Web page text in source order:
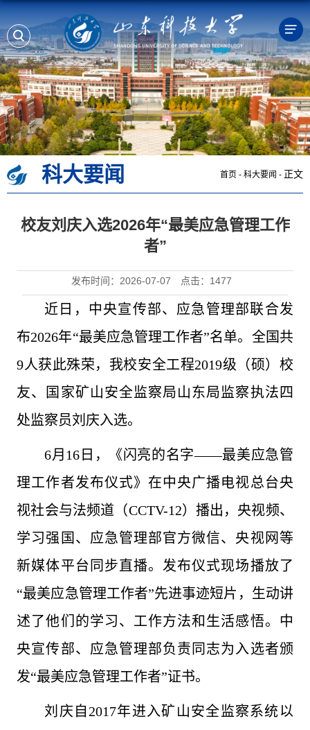
科大要闻 首页 - 科大要闻 - 正文
校友刘庆入选2026年“最美应急管理工作
者”
发布时间：2026-07-07 点击： 1477
近日，中央宣传部、应急管理部联合发
布2026年“最美应急管理工作者”名单。全国共
9人获此殊荣，我校安全工程2019级（硕）校
友、国家矿山安全监察局山东局监察执法四
处监察员刘庆入选。
6月16日，《闪亮的名字——最美应急管
理工作者发布仪式》在中央广播电视总台央
视社会与法频道（CCTV-12）播出，央视频、
学习强国、应急管理部官方微信、央视网等
新媒体平台同步直播。发布仪式现场播放了
“最美应急管理工作者”先进事迹短片，生动讲
述了他们的学习、工作方法和生活感悟。中
央宣传部、应急管理部负责同志为入选者颁
发“最美应急管理工作者”证书。
刘庆自2017年进入矿山安全监察系统以